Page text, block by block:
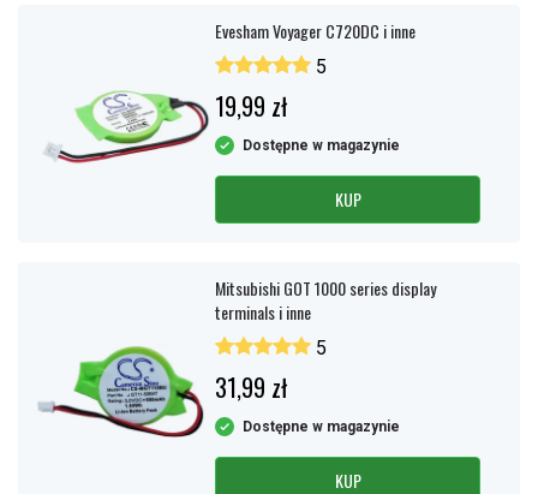
Evesham Voyager C720DC i inne
5
19,99 zł
Dostępne w magazynie
KUP
Mitsubishi GOT 1000 series display
terminals i inne
5
31,99 zł
Dostępne w magazynie
KUP